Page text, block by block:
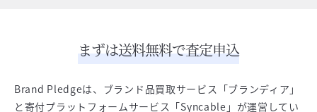
まずは送料無料で査定申込
Brand Pledgeは、ブランド品買取サービス「ブランディア」
と寄付プラットフォームサービス「Syncable」が運営してい